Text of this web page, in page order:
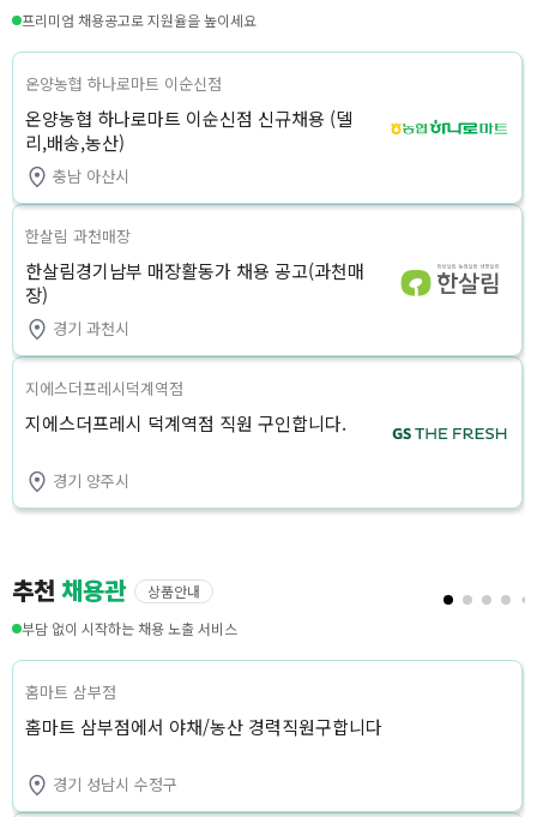
프리미엄 채용공고로 지원율을 높이세요
온양농협 하나로마트 이순신점
온양농협 하나로마트 이순신점 신규채용 (델
리,배송,농산)
충남 아산시
한살림 과천매장
한살림경기남부 매장활동가 채용 공고(과천매
장)
경기 과천시
지에스더프레시덕계역점
지에스더프레시 덕계역점 직원 구인합니다.
경기 양주시
추천 채용관
상품안내
부담 없이 시작하는 채용 노출 서비스
홈마트 삼부점
홈마트 삼부점에서 야채/농산 경력직원구합니다
경기 성남시 수정구